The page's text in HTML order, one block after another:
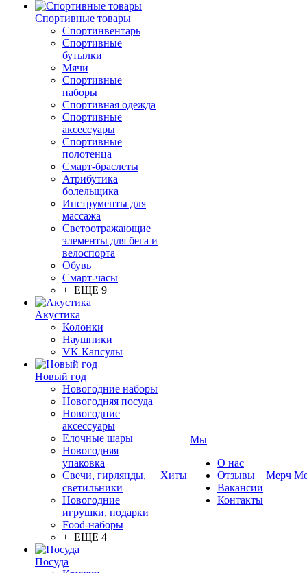
Спортивные товары
Спортинвентарь
Спортивные
бутылки
Мячи
Спортивные
наборы
Спортивная одежда
Спортивные
аксессуары
Спортивные
полотенца
Смарт-браслеты
Атрибутика
болельщика
Инструменты для
массажа
Светоотражающие
элементы для бега и
велоспорта
Обувь
Смарт-часы
+ ЕЩЕ 9
Акустика
Колонки
Наушники
VK Капсулы
Новый год
Новогодние наборы
Новогодняя посуда
Новогодние
аксессуары
Елочные шары
Новогодняя
упаковка
Свечи, гирлянды,
светильники
Новогодние
игрушки, подарки
Food-наборы
+ ЕЩЕ 4
Посуда
Хиты
Мы
О нас
Отзывы
Вакансии
Контакты
Мерч